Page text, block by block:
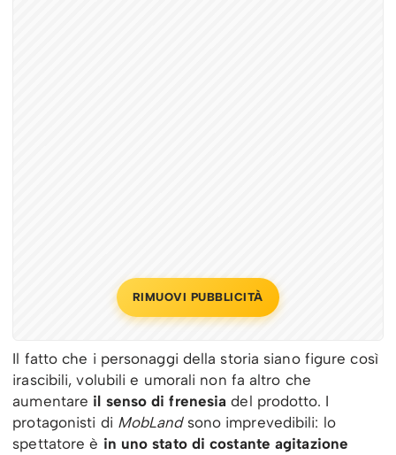
RIMUOVI PUBBLICITÀ
Il fatto che i personaggi della storia siano figure così
irascibili, volubili e umorali non fa altro che
aumentare il senso di frenesiadel prodotto. I
protagonisti di MobLandsono imprevedibili: lo
spettatore è in uno stato di costante agitazione